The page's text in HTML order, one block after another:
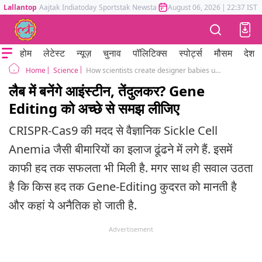
Lallantop Aajtak Indiatoday Sportstak Newstak Mumbai Tak Astrotak
August 06, 2026 | 22:37 IST
होम लेटेस्ट न्यूज़ चुनाव पॉलिटिक्स स्पोर्ट्स मौसम देश
Home Science How scientists create designer babies using CRISPR gene-editing
लैब में बनेंगे आइंस्टीन, तेंदुलकर? Gene
Editing को अच्छे से समझ लीजिए
CRISPR-Cas9 की मदद से वैज्ञानिक Sickle Cell
Anemia जैसी बीमारियों का इलाज ढूंढने में लगे हैं. इसमें
काफी हद तक सफलता भी मिली है. मगर साथ ही सवाल उठता
है कि किस हद तक Gene-Editing कुदरत को मानती है
और कहां ये अनैतिक हो जाती है.
Advertisement